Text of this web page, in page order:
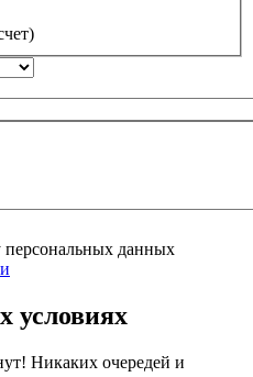
персональных данных
условиях
Никаких очередей и